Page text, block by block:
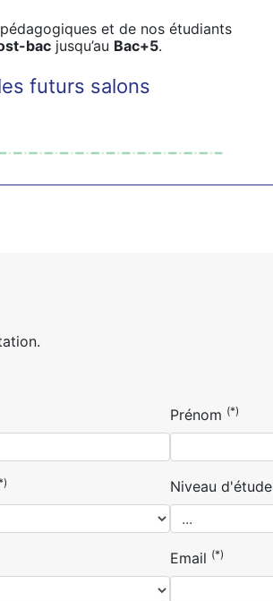
et de nos étudiants
bac jusqu’au Bac+5.
futurs salons
Prénom (*)
Niveau d'étude
Email (*)